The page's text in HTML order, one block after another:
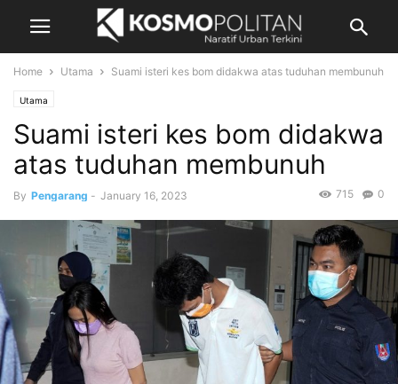
Home Utama Suami isteri kes bom didakwa atas tuduhan membunuh
Utama
Suami isteri kes bom didakwa
atas tuduhan membunuh
By Pengarang - January 16, 2023 0
715